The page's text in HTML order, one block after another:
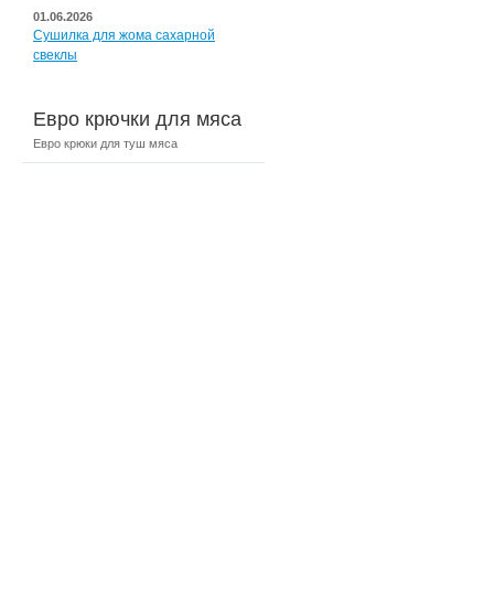
01.06.2026
Сушилка для жома сахарной
свеклы
Евро крючки для мяса
Евро крюки для туш мяса